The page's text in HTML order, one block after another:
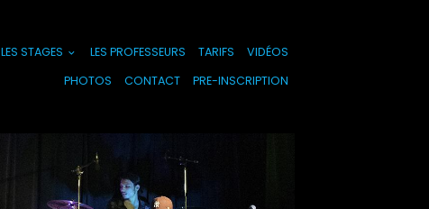
LES STAGES LES PROFESSEURS TARIFS
VIDÉOS
PHOTOS
CONTACT PRE-INSCRIPTION